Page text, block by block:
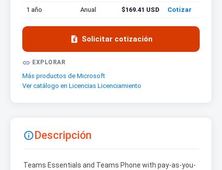
1 año Anual $169.41 USD Cotizar
 Solicitar cotización
 EXPLORAR
Más productos de Microsoft
Ver catálogo en Licencias Licenciamiento
Descripción
Teams Essentials and Teams Phone with pay-as-you-